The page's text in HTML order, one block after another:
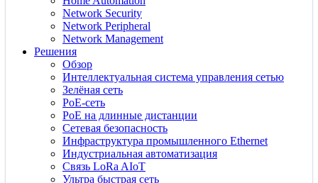
Network Security
Network Peripheral
Network Management
Решения
Обзор
Интеллектуальная система управления сетью
Зелёная сеть
PoE-сеть
PoE на длинные дистанции
Сетевая безопасность
Инфраструктура промышленного Ethernet
Индустриальная автоматизация
Связь LoRa AIoT
Ультра быстрая сеть